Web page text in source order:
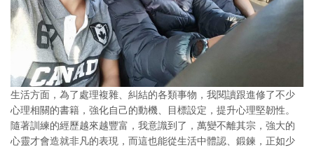
生活方面，為了處理複雜、糾結的各類事物，我閱讀跟進修了不少
心理相關的書籍，強化自己的動機、目標設定，提升心理堅韌性。
隨著訓練的經歷越來越豐富，我意識到了，萬變不離其宗，強大的
心靈才會造就非凡的表現，而這也能從生活中體認、鍛鍊，正如少